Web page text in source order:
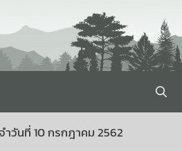
ำวันที่ 10 กรกฎาคม 2562